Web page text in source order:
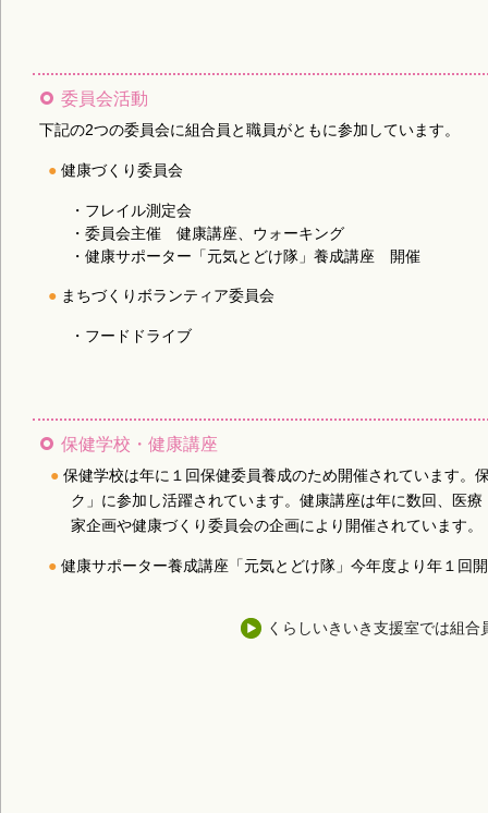
委員会活動
下記の2つの委員会に組合員と職員がともに参加しています。
健康づくり委員会
・フレイル測定会
・委員会主催 健康講座、ウォーキング
・健康サポーター「元気とどけ隊」養成講座 開催
まちづくりボランティア委員会
・フードドライブ
保健学校・健康講座
保健学校は年に１回保健委員養成のため開催されています。
ク」に参加し活躍されています。健康講座は年に数回、医
家企画や健康づくり委員会の企画により開催されています。
健康サポーター養成講座「元気とどけ隊」今年度より年１回
くらしいきいき支援室では組